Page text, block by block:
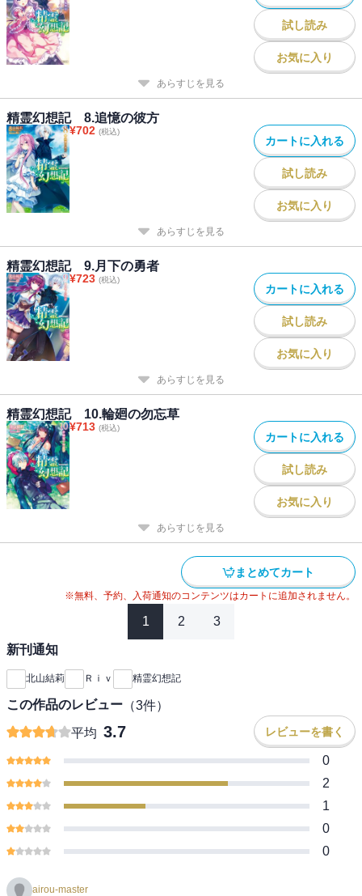
試し読み
お気に入り
あらすじを見る
精霊幻想記 8.追憶の彼方
¥702 (税込)
カートに入れる
試し読み
お気に入り
あらすじを見る
精霊幻想記 9.月下の勇者
¥723 (税込)
カートに入れる
試し読み
お気に入り
あらすじを見る
精霊幻想記 10.輪廻の勿忘草
¥713 (税込)
カートに入れる
試し読み
お気に入り
あらすじを見る
まとめてカート
※無料、予約、入荷通知のコンテンツはカートに追加されません。
1 2 3
新刊通知
北山結莉 Ｒｉｖ 精霊幻想記
この作品のレビュー （3件）
平均 3.7 レビューを書く
0
2
1
0
0
airou-master